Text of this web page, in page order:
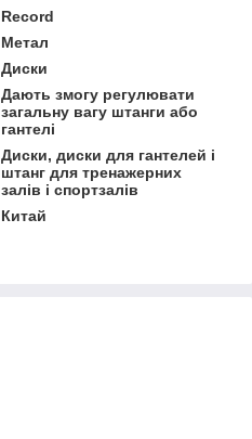
Record
Метал
Диски
Дають змогу регулювати
загальну вагу штанги або
гантелі
Диски, диски для гантелей і
штанг для тренажерних
залів і спортзалів
Китай